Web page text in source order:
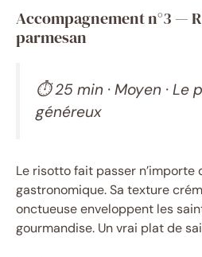
Accompagnement n°3 —
parmesan
⏱ 25 min · Moyen · Le
généreux
Le risotto fait passer n’importe
gastronomique. Sa texture
onctueuse enveloppent les
gourmandise. Un vrai plat de